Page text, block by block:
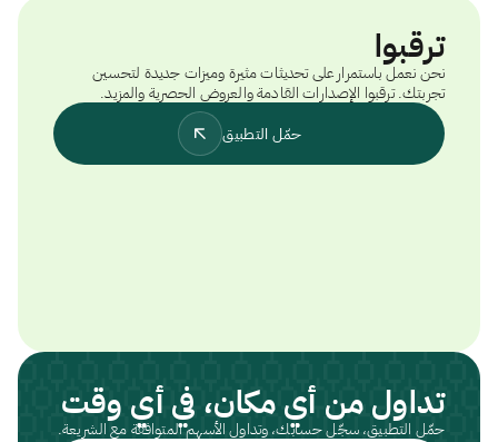
ترقبوا
نحن نعمل باستمرار على تحديثات مثيرة وميزات جديدة لتحسين
تجربتك. ترقبوا الإصدارات القادمة والعروض الحصرية والمزيد.
حمّل التطبيق
تداول من أي مكان، في أي وقت
حمّل التطبيق، سجّل حسابك، وتداول الأسهم المتوافقة مع الشريعة.